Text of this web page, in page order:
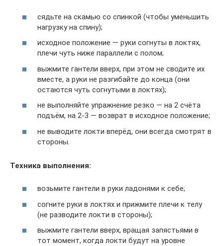
сядьте на скамью со спинкой (чтобы уменьшить
нагрузку на спину);
исходное положение — руки согнуты в локтях,
плечи чуть ниже параллели с полом;
выжмите гантели вверх, при этом не сводите их
вместе, а руки не разгибайте до конца (они
остаются чуть согнутыми в локтях);
не выполняйте упражнение резко — на 2 счёта
подъём, на 2-3 — возврат в исходное положение;
не выводите локти вперёд, они всегда смотрят в
стороны.
Техника выполнения:
возьмите гантели в руки ладонями к себе;
согните руки в локтях и прижмите плечи к телу
(не разводите локти в стороны);
выжмите гантели вверх, вращая запястьями в
тот момент, когда локти будут на уровне